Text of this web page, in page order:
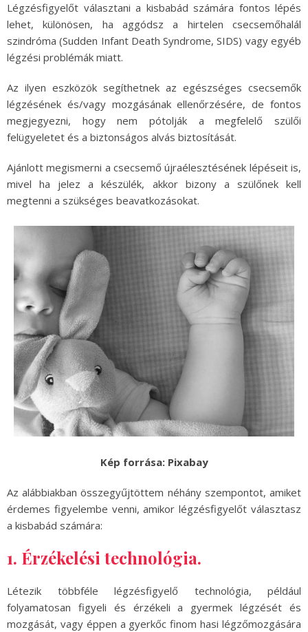
Légzésfigyelőt választani a kisbabád számára fontos lépés
lehet, különösen, ha aggódsz a hirtelen csecsemőhalál
szindróma (Sudden Infant Death Syndrome, SIDS) vagy egyéb
légzési problémák miatt.
Az ilyen eszközök segíthetnek az egészséges csecsemők
légzésének és/vagy mozgásának ellenőrzésére, de fontos
megjegyezni, hogy nem pótolják a megfelelő szülői
felügyeletet és a biztonságos alvás biztosítását.
Ajánlott megismerni a csecsemő újraélesztésének lépéseit is,
mivel ha jelez a készülék, akkor bizony a szülőnek kell
megtenni a szükséges beavatkozásokat.
Kép forrása: Pixabay
Az alábbiakban összegyűjtöttem néhány szempontot, amiket
érdemes figyelembe venni, amikor légzésfigyelőt választasz
a kisbabád számára:
1. Érzékelési technológia.
Létezik többféle légzésfigyelő technológia, például
folyamatosan figyeli és érzékeli a gyermek légzését és
mozgását, vagy éppen a gyerkőc finom hasi légzőmozgására